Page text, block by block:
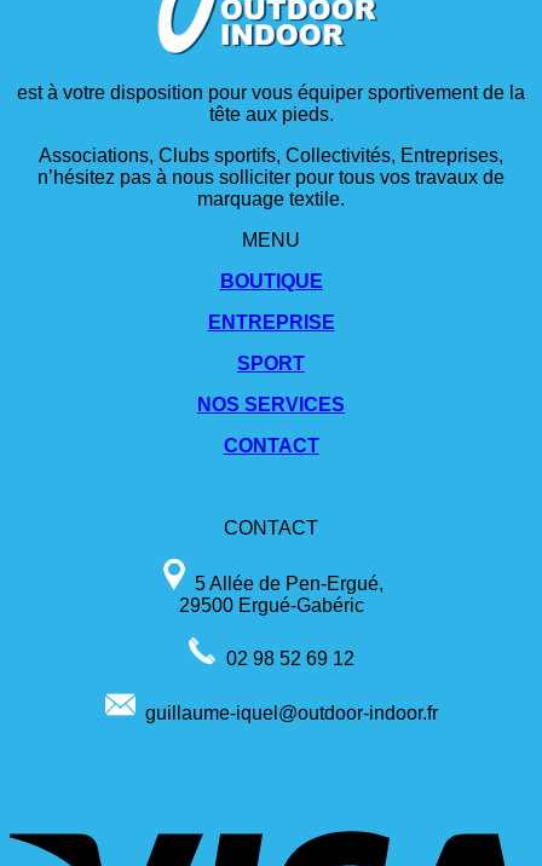
est à votre disposition pour vous équiper sportivement de la
tête aux pieds.
Associations, Clubs sportifs, Collectivités, Entreprises,
n’hésitez pas à nous solliciter pour tous vos travaux de
marquage textile.
MENU
BOUTIQUE
ENTREPRISE
SPORT
NOS SERVICES
CONTACT
CONTACT
5 Allée de Pen-Ergué,
29500 Ergué-Gabéric
02 98 52 69 12
guillaume-iquel@outdoor-indoor.fr